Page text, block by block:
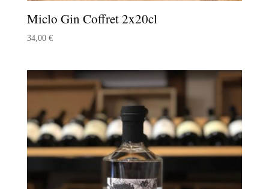
Miclo Gin Coffret 2x20cl
34,00 €